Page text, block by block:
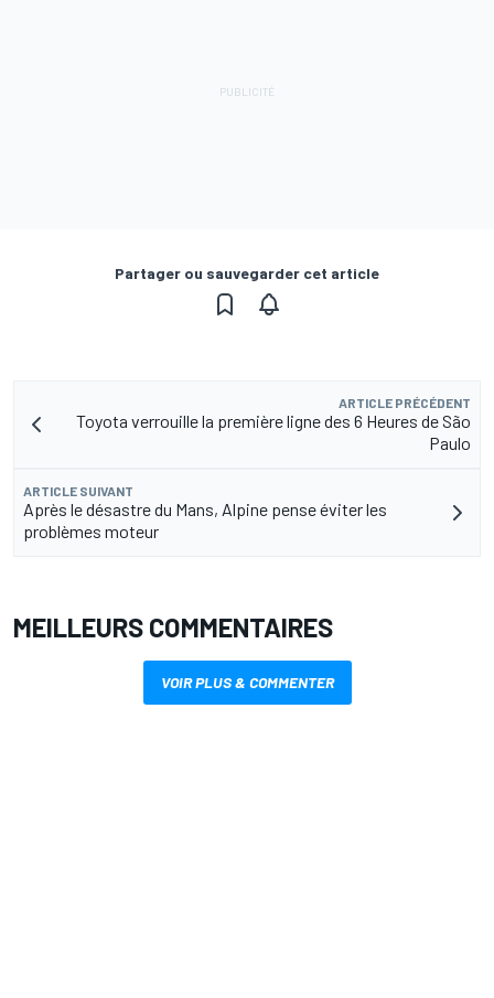
Partager ou sauvegarder cet article
ARTICLE PRÉCÉDENT
Toyota verrouille la première ligne des 6 Heures de São
Paulo
ARTICLE SUIVANT
Après le désastre du Mans, Alpine pense éviter les
problèmes moteur
MEILLEURS COMMENTAIRES
VOIR PLUS & COMMENTER